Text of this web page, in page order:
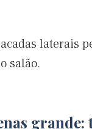
laterais
salão.
grande: